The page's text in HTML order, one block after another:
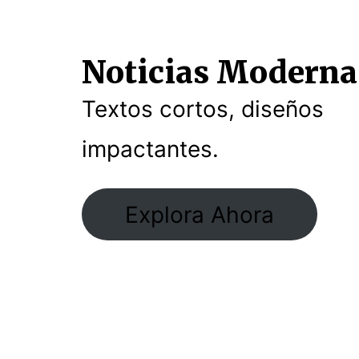
Noticias
Textos cortos, diseños
impactantes.
Explora Ahora